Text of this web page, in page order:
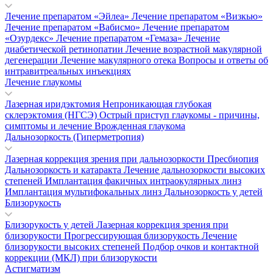
Лечение препаратом «Эйлеа» Лечение препаратом «Визкью»
Лечение препаратом «Вабисмо» Лечение препаратом
«Озурдекс» Лечение препаратом «Гемаза» Лечение
диабетической ретинопатии Лечение возрастной макулярной
дегенерации Лечение макулярного отека Вопросы и ответы об
интравитреальных инъекциях
Лечение глаукомы
Лазерная иридэктомия Непроникающая глубокая
склерэктомия (НГСЭ) Острый приступ глаукомы - причины,
симптомы и лечение Врожденная глаукома
Дальнозоркость (Гиперметропия)
Лазерная коррекция зрения при дальнозоркости Пресбиопия
Дальнозоркость и катаракта Лечение дальнозоркости высоких
степеней Имплантация факичных интраокулярных линз
Имплантация мультифокальных линз Дальнозоркость у детей
Близорукость
Близорукость у детей Лазерная коррекция зрения при
близорукости Прогрессирующая близорукость Лечение
близорукости высоких степеней Подбор очков и контактной
коррекции (МКЛ) при близорукости
Астигматизм